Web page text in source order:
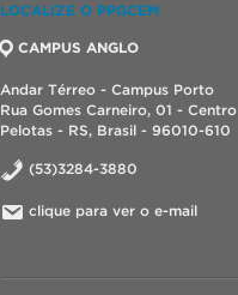
LOCALIZE O PPGCEM
CAMPUS ANGLO
Andar Térreo - Campus Porto
Rua Gomes Carneiro, 01 - Centro
Pelotas - RS, Brasil - 96010-610
(53)3284-3880
clique para ver o e-mail